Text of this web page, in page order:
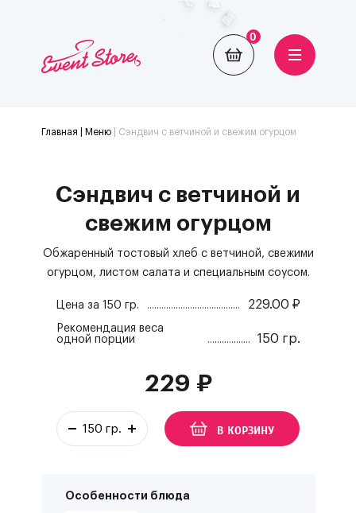
0
Главная | Меню| Сэндвич с ветчиной и свежим огурцом
Особенности блюда
Сэндвич с ветчиной и
свежим огурцом
Обжаренный тостовый хлеб с ветчиной, свежими
огурцом, листом салата и специальным соусом.
Цена за 150 гр. 229.00 ₽
Рекомендация веса
одной порции
150 гр.
229 ₽
В КОРЗИНУ